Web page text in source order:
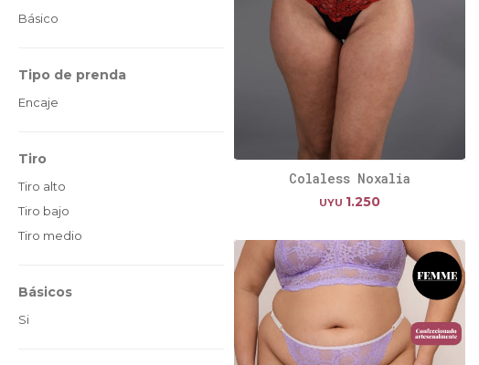
Colaless Noxalia
UYU 1.250
Básico
Tipo de prenda
Encaje
Tiro
Tiro alto
Tiro bajo
Tiro medio
Básicos
Si